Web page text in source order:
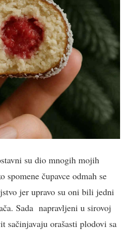
su dio mnogih mojih
spomene čupavce odmah se
jer upravo su oni bili jedni
Sada napravljeni u sirovoj
sačinjavaju orašasti plodovi sa